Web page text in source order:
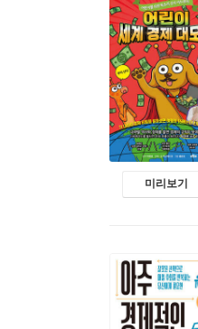
미리보기